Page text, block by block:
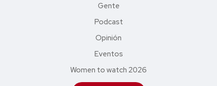
Gente
Podcast
Opinión
Eventos
Women to watch 2026